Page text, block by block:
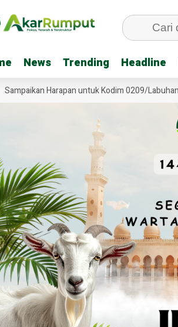
News Trending Headline
News Trending Headline
Harapan untuk Kodim 0209/Labuhanbatu